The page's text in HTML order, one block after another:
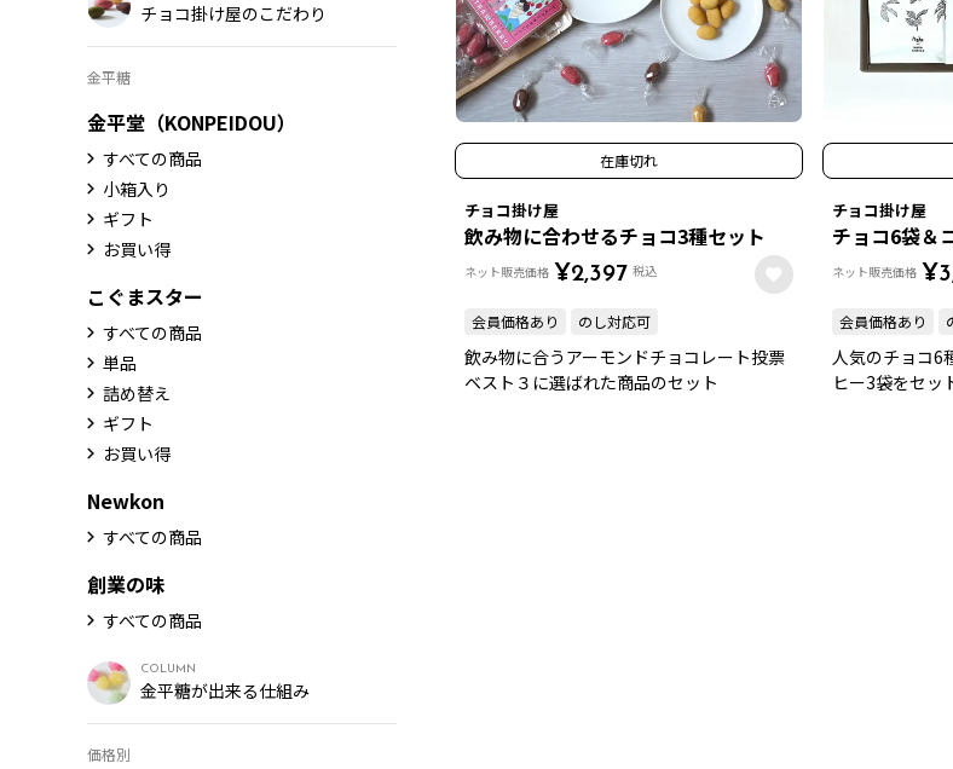
在庫切れ
チョコ掛け屋
飲み物に合わせるチョコ3種セット
ネット販売価格 ¥2,397 税込
会員価格あり のし対応可
飲み物に合うアーモンドチョコレート投票
ベスト３に選ばれた商品のセット
チョコ掛け屋
チョコ6袋＆
ネット販売価格 ¥
会員価格あり
人気のチョコ6
ヒー3袋をセッ
チョコ掛け屋のこだわり
金平糖
金平堂（KONPEIDOU）
すべての商品
小箱入り
ギフト
お買い得
こぐまスター
すべての商品
単品
詰め替え
ギフト
お買い得
Newkon
すべての商品
創業の味
すべての商品
COLUMN
金平糖が出来る仕組み
価格別